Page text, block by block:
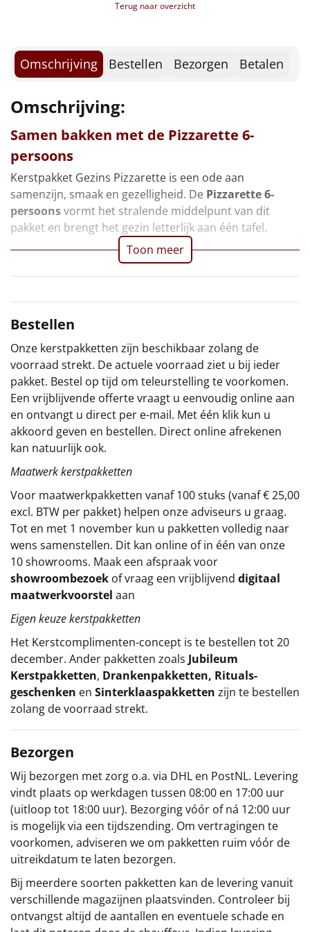
Slowcooker POPULAIR
Noodradio NIEUW
Deken (fleece plaid)
Alle artikelen
Overige
Ideeën
Doe het zelf
Sinterklaaspakketten
Particulier
Kerstgeschenken 2026
Relatiegeschenken
Cadeaubon
Per stuk
Alle overige
Huligan crush pizza sauce pretzels rood, 65 gr
Kerstkaart
Voucher Ponycity
Fooditems verpakt in een feestelijke kerstdoos, 39 x
29 x 15 cm
*Dit pakket is niet geschikt voor HaH zendingen!
Terug naar overzicht
Omschrijving Bestellen Bezorgen Betalen
Omschrijving:
Samen bakken met de Pizzarette 6-
persoons
Kerstpakket Gezins Pizzarette is een ode aan
samenzijn, smaak en gezelligheid. De Pizzarette 6-
persoonsvormt het stralende middelpunt van dit
pakket en brengt het gezin letterlijk aan één tafel.
Toon meer
Bestellen
Onze kerstpakketten zijn beschikbaar zolang de
voorraad strekt. De actuele voorraad ziet u bij ieder
pakket. Bestel op tijd om teleurstelling te voorkomen.
Een vrijblijvende offerte vraagt u eenvoudig online aan
en ontvangt u direct per e-mail. Met één klik kun u
akkoord geven en bestellen. Direct online afrekenen
kan natuurlijk ook.
Maatwerk kerstpakketten
Voor maatwerkpakketten vanaf 100 stuks (vanaf € 25,00
excl. BTW per pakket) helpen onze adviseurs u graag.
Tot en met 1 november kun u pakketten volledig naar
wens samenstellen. Dit kan online of in één van onze
10 showrooms. Maak een afspraak voor
showroombezoek of vraag een vrijblijvend digitaal
maatwerkvoorstel aan
Eigen keuze kerstpakketten
Het Kerstcomplimenten-concept is te bestellen tot 20
december. Ander pakketten zoals Jubileum
Kerstpakketten, Drankenpakketten, Rituals-
geschenken en Sinterklaaspakketten zijn te bestellen
zolang de voorraad strekt.
Bezorgen
Wij bezorgen met zorg o.a. via DHL en PostNL. Levering
vindt plaats op werkdagen tussen 08:00 en 17:00 uur
(uitloop tot 18:00 uur). Bezorging vóór of ná 12:00 uur
is mogelijk via een tijdszending. Om vertragingen te
voorkomen, adviseren we om pakketten ruim vóór de
uitreikdatum te laten bezorgen.
Bij meerdere soorten pakketten kan de levering vanuit
verschillende magazijnen plaatsvinden. Controleer bij
ontvangst altijd de aantallen en eventuele schade en